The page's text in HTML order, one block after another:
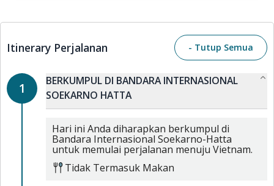
Itinerary Perjalanan - Tutup Semua
1
BERKUMPUL DI BANDARA INTERNASIONAL
SOEKARNO HATTA
Hari ini Anda diharapkan berkumpul di
Bandara Internasional Soekarno-Hatta
untuk memulai perjalanan menuju Vietnam.
Tidak Termasuk Makan